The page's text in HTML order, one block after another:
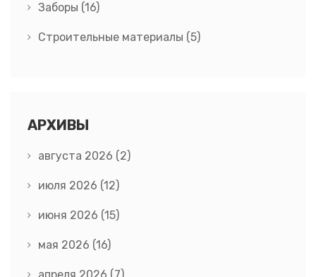
Заборы (16)
Строительные материалы (5)
АРХИВЫ
августа 2026 (2)
июля 2026 (12)
июня 2026 (15)
мая 2026 (16)